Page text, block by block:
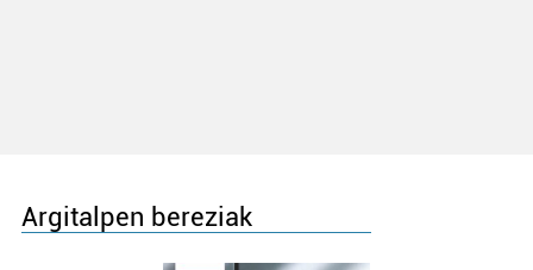
Argitalpen bereziak